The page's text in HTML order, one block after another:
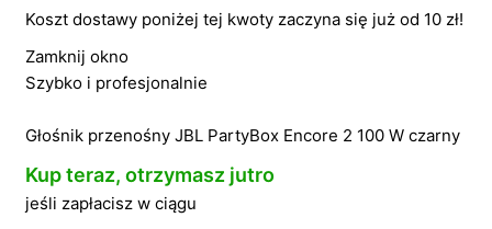
Koszt dostawy poniżej tej kwoty zaczyna się już od 10 zł!
Zamknij okno
Szybko i profesjonalnie
Głośnik przenośny JBL PartyBox Encore 2 100 W czarny
Kup teraz, otrzymasz jutro
jeśli zapłacisz w ciągu